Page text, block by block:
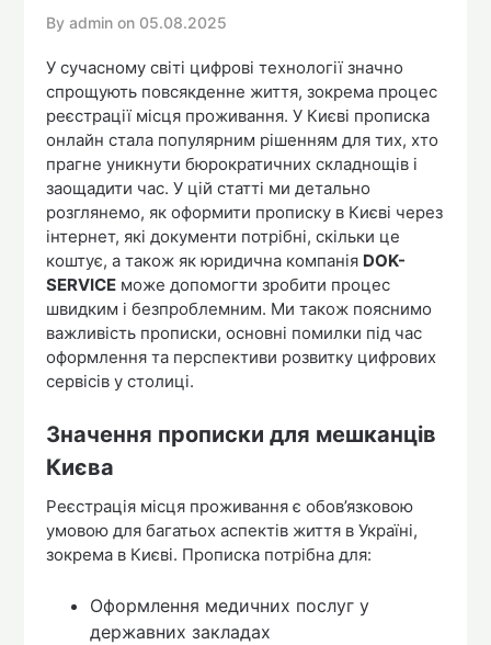
By admin on 05.08.2025
У сучасному світі цифрові технології значно
спрощують повсякденне життя, зокрема процес
реєстрації місця проживання. У Києві прописка
онлайн стала популярним рішенням для тих, хто
прагне уникнути бюрократичних складнощів і
заощадити час. У цій статті ми детально
розглянемо, як оформити прописку в Києві через
інтернет, які документи потрібні, скільки це
коштує, а також як юридична компанія DOK-
SERVICE може допомогти зробити процес
швидким і безпроблемним. Ми також пояснимо
важливість прописки, основні помилки під час
оформлення та перспективи розвитку цифрових
сервісів у столиці.
Значення прописки для мешканців
Києва
Реєстрація місця проживання є обов’язковою
умовою для багатьох аспектів життя в Україні,
зокрема в Києві. Прописка потрібна для:
Оформлення медичних послуг у
державних закладах